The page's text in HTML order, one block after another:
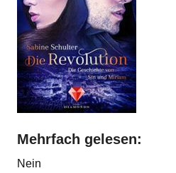
Mehrfach gelesen:
Nein